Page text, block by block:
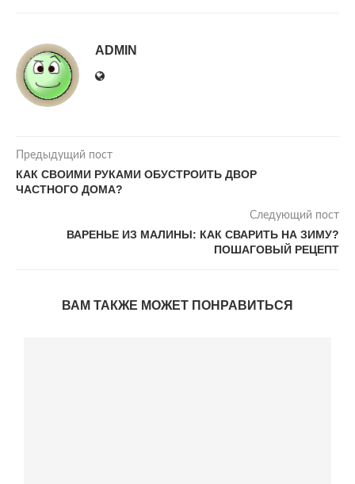
ADMIN
Предыдущий пост
КАК СВОИМИ РУКАМИ ОБУСТРОИТЬ ДВОР
ЧАСТНОГО ДОМА?
Следующий пост
ВАРЕНЬЕ ИЗ МАЛИНЫ: КАК СВАРИТЬ НА ЗИМУ?
ПОШАГОВЫЙ РЕЦЕПТ
ВАМ ТАКЖЕ МОЖЕТ ПОНРАВИТЬСЯ